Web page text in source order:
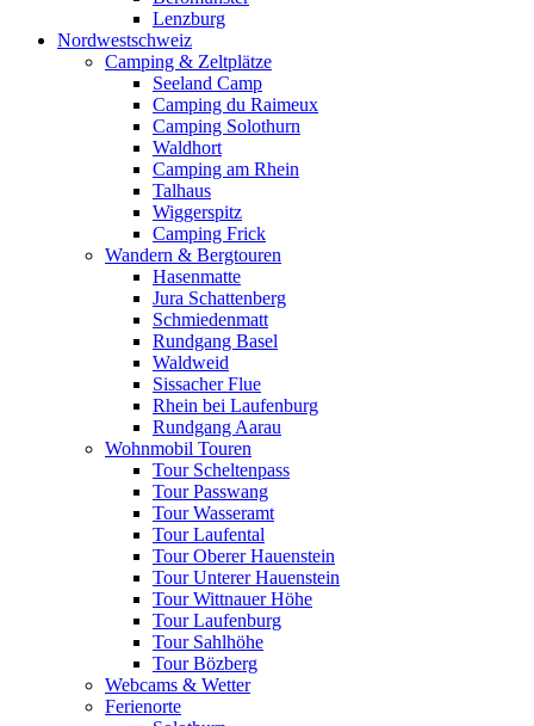
Lenzburg
Nordwestschweiz
Camping & Zeltplätze
Seeland Camp
Camping du Raimeux
Camping Solothurn
Waldhort
Camping am Rhein
Talhaus
Wiggerspitz
Camping Frick
Wandern & Bergtouren
Hasenmatte
Jura Schattenberg
Schmiedenmatt
Rundgang Basel
Waldweid
Sissacher Flue
Rhein bei Laufenburg
Rundgang Aarau
Wohnmobil Touren
Tour Scheltenpass
Tour Passwang
Tour Wasseramt
Tour Laufental
Tour Oberer Hauenstein
Tour Unterer Hauenstein
Tour Wittnauer Höhe
Tour Laufenburg
Tour Sahlhöhe
Tour Bözberg
Webcams & Wetter
Ferienorte